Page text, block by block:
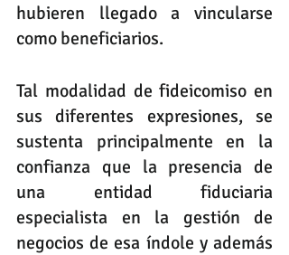
hubieren llegado a vincularse
como beneficiarios.
Tal modalidad de fideicomiso en
sus diferentes expresiones, se
sustenta principalmente en la
confianza que la presencia de
una entidad fiduciaria
especialista en la gestión de
negocios de esa índole y además